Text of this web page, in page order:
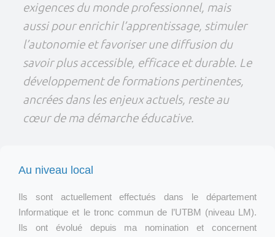
exigences du monde professionnel, mais
aussi pour enrichir l’apprentissage, stimuler
l’autonomie et favoriser une diffusion du
savoir plus accessible, efficace et durable. Le
développement de formations pertinentes,
ancrées dans les enjeux actuels, reste au
cœur de ma démarche éducative.
Au niveau local
Ils sont actuellement effectués dans le département
Informatique et le tronc commun de l’UTBM (niveau LM).
Ils ont évolué depuis ma nomination et concernent